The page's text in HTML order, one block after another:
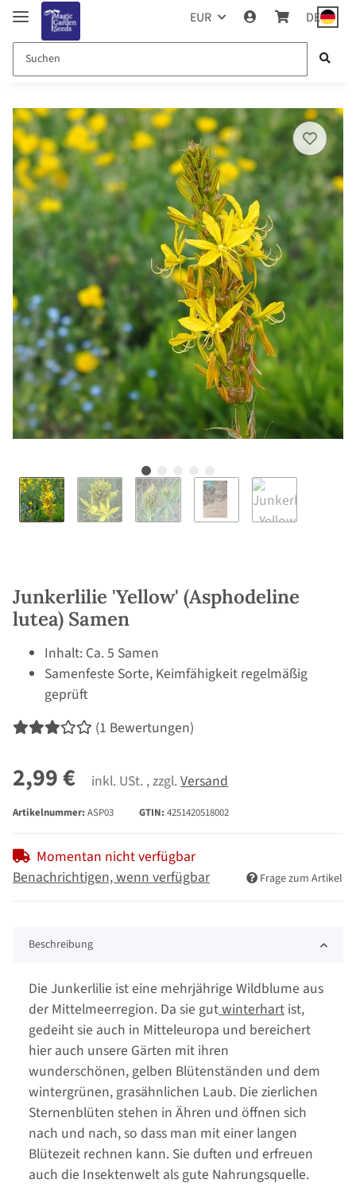
EUR DE
Junkerlilie 'Yellow' (Asphodeline
lutea) Samen
Inhalt: Ca. 5 Samen
Samenfeste Sorte, Keimfähigkeit regelmäßig
geprüft
(1 Bewertungen)
2,99 € inkl. USt. , zzgl. Versand
Artikelnummer: ASP03 GTIN: 4251420518002
Momentan nicht verfügbar
Benachrichtigen, wenn verfügbar
Frage zum Artikel
Beschreibung
Die Junkerlilie ist eine mehrjährige Wildblume aus
der Mittelmeerregion. Da sie gutwinterhart ist,
gedeiht sie auch in Mitteleuropa und bereichert
hier auch unsere Gärten mit ihren
wunderschönen, gelben Blütenständen und dem
wintergrünen, grasähnlichen Laub. Die zierlichen
Sternenblüten stehen in Ähren und öffnen sich
nach und nach, so dass man mit einer langen
Blütezeit rechnen kann. Sie duften und erfreuen
auch die Insektenwelt als gute Nahrungsquelle.